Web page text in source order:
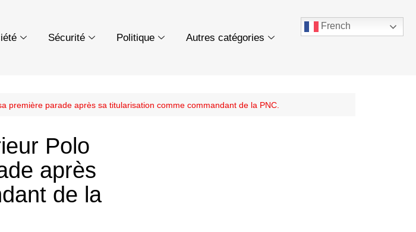
Sécurité Politique Autres catégories
French
première parade après sa titularisation comme commandant de la PNC.
Polo
après
de la